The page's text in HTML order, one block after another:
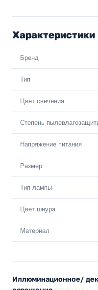
Характеристики
Бренд
Тип
Цвет свечения
Степень
Напряжение питания
Размер
Тип лампы
Цвет шнура
Материал
Иллюминационное/